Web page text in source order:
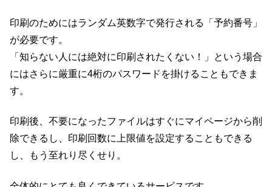
印刷のためにはランダム英数字で発行される「予約番号」
が必要です。
「知らない人には絶対に印刷されたくない！」という場合
にはさらに厳重に4桁のパスワードを掛けることもできま
す。
印刷後、不要になったファイルはすぐにマイページから削
除できるし、印刷回数に上限値を設定することもできる
し、もう至れり尽くせり。